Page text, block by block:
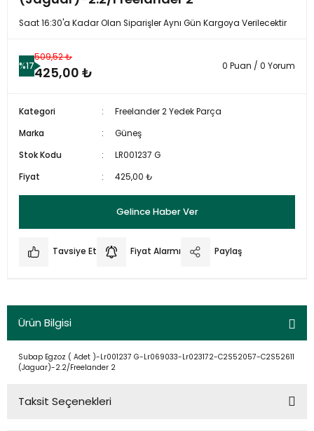
Saat 16:30'a Kadar Olan Siparişler Aynı Gün Kargoya Verilecektir
%17
509,52 ₺
425,00 ₺ 0 Puan / 0 Yorum
Kategori
Freelander 2 Yedek Parça
Marka
Güneş
Stok Kodu
LR001237 G
Fiyat
425,00 ₺
Gelince Haber Ver
Tavsiye Et Fiyat Alarmı Paylaş
Ürün Bilgisi
Subap Egzoz ( Adet )-Lr001237 G-Lr069033-Lr023172-C2S52057-C2S52611
(Jaguar)-2.2/Freelander 2
Taksit Seçenekleri